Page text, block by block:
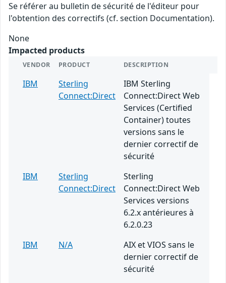
Se référer au bulletin de sécurité de l'éditeur pour
l'obtention des correctifs (cf. section Documentation).
None
Impacted products
VENDOR PRODUCT DESCRIPTION
IBM
Sterling
Connect:Direct
IBM Sterling
Connect:Direct Web
Services (Certified
Container) toutes
versions sans le
dernier correctif de
sécurité
IBM
Sterling
Connect:Direct
Sterling
Connect:Direct Web
Services versions
6.2.x antérieures à
6.2.0.23
IBM
N/A
AIX et VIOS sans le
dernier correctif de
sécurité